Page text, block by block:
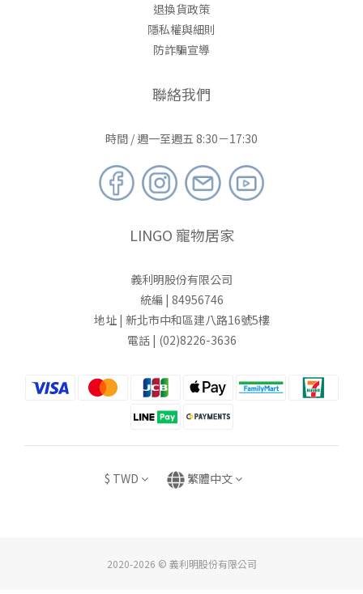
退換貨政策
隱私權與細則
防詐騙宣導
聯絡我們
時間 / 週一至週五 8:30－17:30
LINGO 寵物居家
義利明股份有限公司
統編 | 84956746
地址 | 新北市中和區建八路16號5樓
電話 | (02)8226-3636
$ TWD 繁體中文
2020-2026 © 義利明股份有限公司